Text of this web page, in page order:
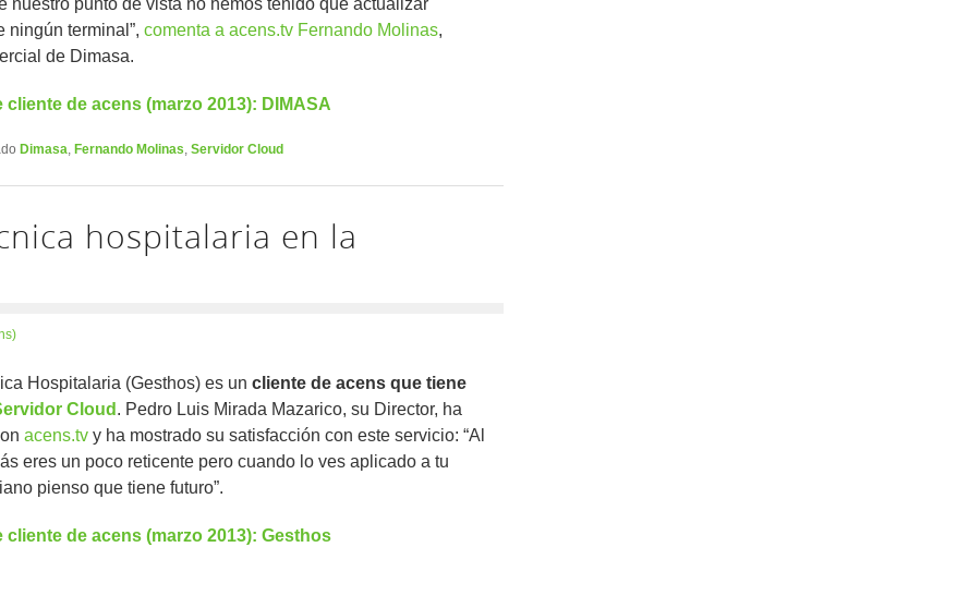
ningún terminal”, comenta a acens.tv Fernando Molinas,
de Dimasa.
cliente de acens (marzo 2013): DIMASA
Dimasa Fernando Molinas Servidor Cloud
hospitalaria en la
Hospitalaria (Gesthos) es un cliente de acens que tiene
Cloud . Pedro Luis Mirada Mazarico, su Director, ha
acens.tvy ha mostrado su satisfacción con este servicio: “Al
eres un poco reticente pero cuando lo ves aplicado a tu
pienso que tiene futuro”.
cliente de acens (marzo 2013): Gesthos